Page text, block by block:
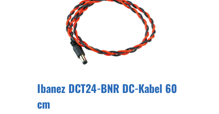
Ibanez DCT24-BNR DC-Kabel 60
cm